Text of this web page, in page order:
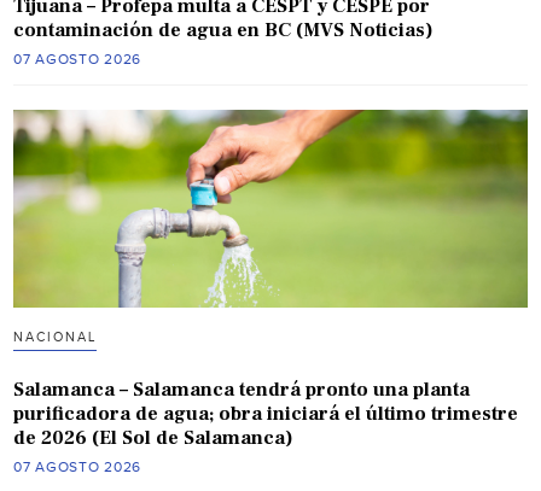
Tijuana – Profepa multa a CESPT y CESPE por
contaminación de agua en BC (MVS Noticias)
07 AGOSTO 2026
NACIONAL
Salamanca – Salamanca tendrá pronto una planta
purificadora de agua; obra iniciará el último trimestre
de 2026 (El Sol de Salamanca)
07 AGOSTO 2026